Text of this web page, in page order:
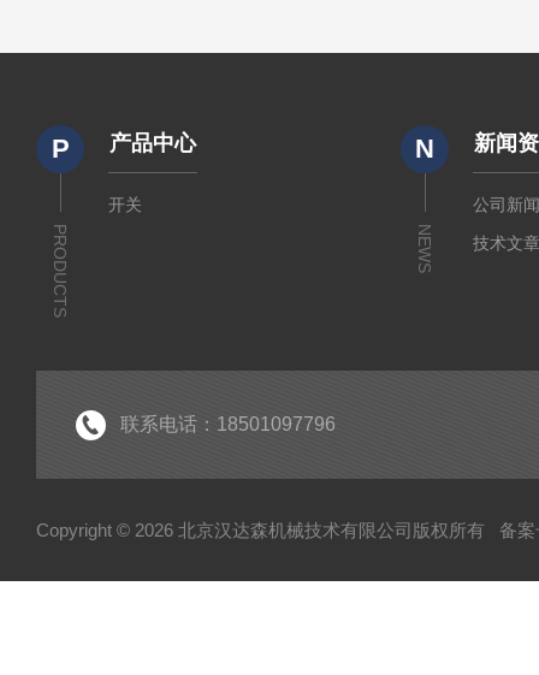
P
PRODUCTS
产品中心
开关
N
NEWS
新闻
公司新
技术文
联系电话：18501097796
Copyright © 2026 北京汉达森机械技术有限公司版权所有 备案